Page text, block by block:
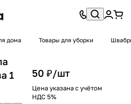
дома Товары для уборки
1
50 ₽/шт
Цена указана с учётом
НДС 5%